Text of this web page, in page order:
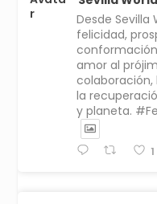
r
Desde Sevilla
felicidad,
amor al
la
y planeta.
1